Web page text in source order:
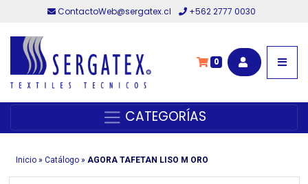
ContactoWeb@sergatex.cl +562 2777 0030
0
CATEGORÍAS
Inicio» Catálogo» AGORA TAFETAN LISO M ORO